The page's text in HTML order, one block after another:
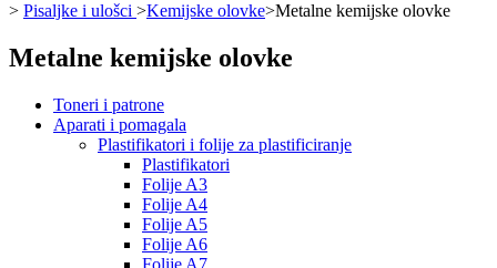
> Pisaljke i ulošci >Kemijske olovke>Metalne kemijske olovke
Metalne kemijske olovke
Toneri i patrone
Aparati i pomagala
Plastifikatori i folije za plastificiranje
Plastifikatori
Folije A3
Folije A4
Folije A5
Folije A6
Folije A7